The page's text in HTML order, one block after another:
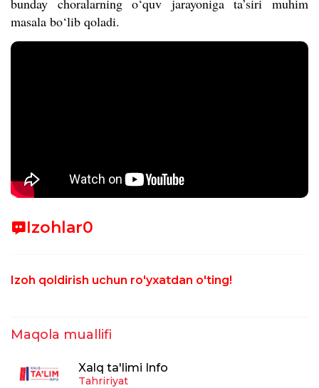
bunday choralarning o‘quv jarayoniga ta’siri muhim
masala bo‘lib qoladi.
Izohlar0
Izoh qoldirish uchun ro'yxatdan o'ting!
Maqola muallifi
Xalq ta'limi Info
Tahririyat